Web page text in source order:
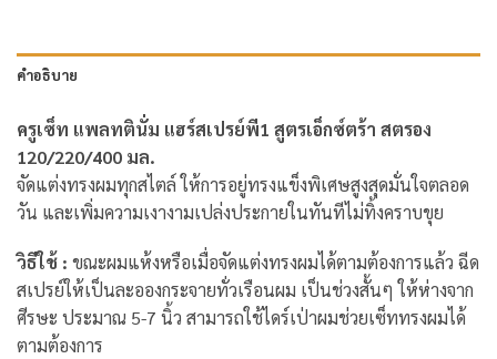
คำอธิบาย
ครูเซ็ท แพลทตินั่ม แฮร์สเปรย์พี1 สูตรเอ็กซ์ตร้า สตรอง
120/220/400 มล.
จัดแต่งทรงผมทุกสไตล์ ให้การอยู่ทรงแข็งพิเศษสูงสุดมั่นใจตลอด
วัน และเพิ่มความเงางามเปล่งประกายในทันทีไม่ทิ้งคราบขุย
วิธีใช้ : ขณะผมแห้งหรือเมื่อจัดแต่งทรงผมได้ตามต้องการแล้ว ฉีด
สเปรย์ให้เป็นละอองกระจายทั่วเรือนผม เป็นช่วงสั้นๆ ให้ห่างจาก
ศีรษะ ประมาณ 5-7 นิ้ว สามารถใช้ไดร์เป่าผมช่วยเซ็ททรงผมได้
ตามต้องการ